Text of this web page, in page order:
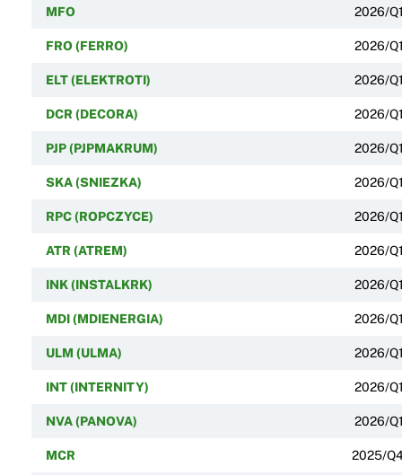
MFO 2026/Q1
FRO (FERRO) 2026/Q1
ELT (ELEKTROTI) 2026/Q1
DCR (DECORA) 2026/Q1
PJP (PJPMAKRUM) 2026/Q1
SKA (SNIEZKA) 2026/Q1
RPC (ROPCZYCE) 2026/Q1
ATR (ATREM) 2026/Q1
INK (INSTALKRK) 2026/Q1
MDI (MDIENERGIA) 2026/Q1
ULM (ULMA) 2026/Q1
INT (INTERNITY) 2026/Q1
NVA (PANOVA) 2026/Q1
MCR 2025/